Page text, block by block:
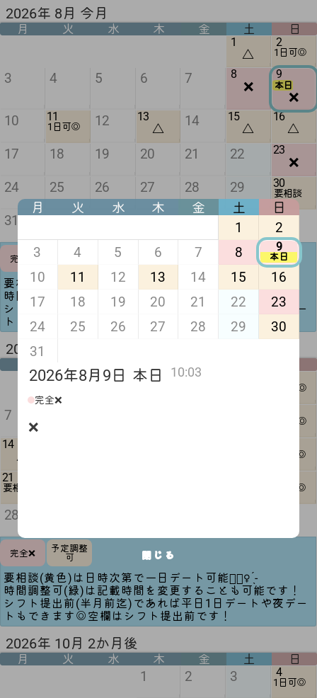
1 2 3 4
1日可◎
2026年 10月 2か月後
月 火 水 木 金 土 日
1 2 3 4 1日可◎
7 1日可◎
14
△ 1日可◎
21
要相談 1日可◎
28
完全❌
予定調整
可
要相談(黄色)は日時次第で一日デート可能🙆🏻‍♀️ ̖́-‬
時間調整可(緑)は記載時間を変更することも可能です！
シフト提出前(半月前迄)であれば平日1日デートや夜デー
トもできます◎空欄はシフト提出前です！
2026年 9月 来月
火 金
1
△
2
1日可◎
3 4 5 6 7 8
❌
9
本日
❌
10
11
1日可◎ 12 13
△ 14 15
△
16
△
17
18 19 20 21 22 23
❌
24
25 26 27 28 29 30
要相談
31
完全❌
予定調整
可
要相談(黄色)は日時次第で一日デート可能🙆🏻‍♀️ ̖́-‬
時間調整可(緑)は記載時間を変更することも可能です！
シフト提出前(半月前迄)であれば平日1日デートや夜デー
トもできます◎空欄はシフト提出前です！
2026年 8月 今月
月 火 水 木 金 土 日
月 火 水 木 金 土
日
1
2
3
4 5 6 7 8 9
本日
10 11 12 13 14 15
16
17
18 19 20 21 22
23
24
25 26 27 28 29
30
31
2026年8月9日 本日 10:03
完全❌
❌
閉じる